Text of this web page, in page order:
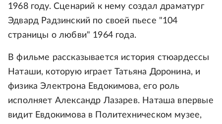
1968 году. Сценарий к нему создал драматург
Эдвард Радзинский по своей пьесе "104
страницы о любви" 1964 года.
В фильме рассказывается история стюардессы
Наташи, которую играет Татьяна Доронина, и
физика Электрона Евдокимова, его роль
исполняет Александр Лазарев. Наташа впервые
видит Евдокимова в Политехническом музее,